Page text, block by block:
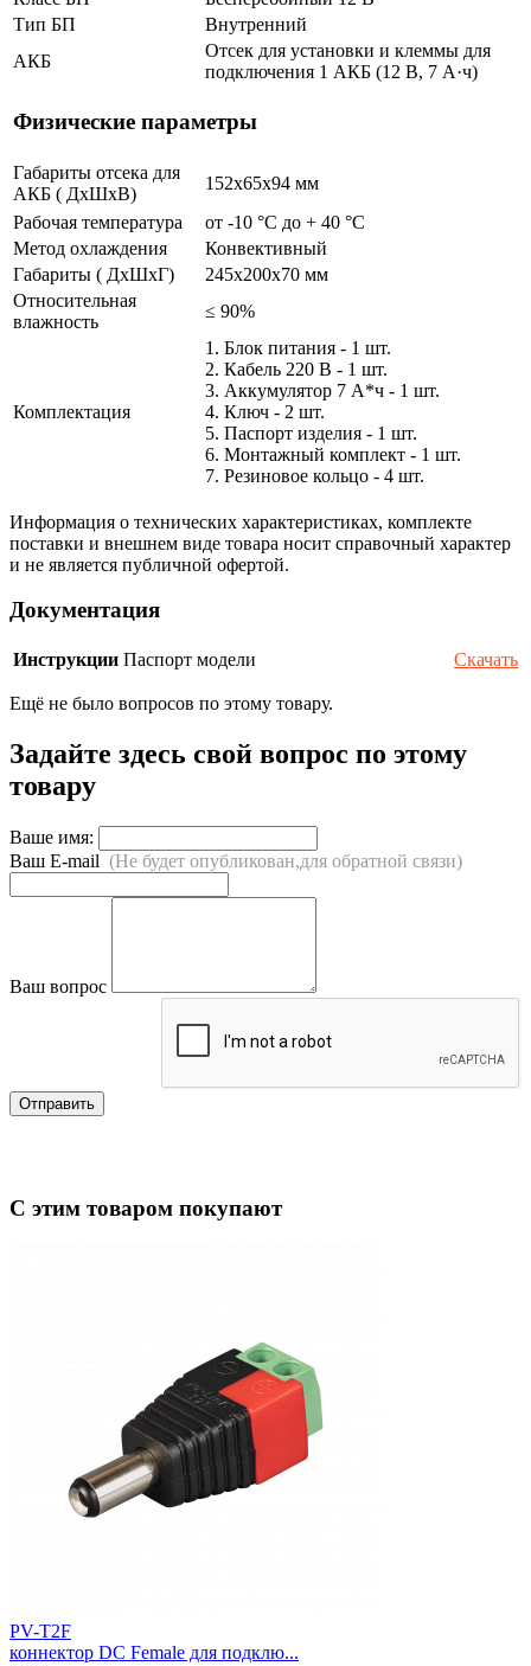
Тип БП
Внутренний
АКБ
Отсек для установки и клеммы для
подключения 1 АКБ (12 В, 7 А·ч)
Физические параметры
Габариты отсека для
АКБ ( ДхШхВ)
152х65х94 мм
Рабочая температура
от -10 °С до + 40 °C
Метод охлаждения
Конвективный
Габариты ( ДхШхГ)
245х200х70 мм
Относительная
влажность
≤ 90%
Комплектация
1. Блок питания - 1 шт.
2. Кабель 220 В - 1 шт.
3. Аккумулятор 7 А*ч - 1 шт.
4. Ключ - 2 шт.
5. Паспорт изделия - 1 шт.
6. Монтажный комплект - 1 шт.
7. Резиновое кольцо - 4 шт.
Информация о технических характеристиках, комплекте
поставки и внешнем виде товара носит справочный характер
и не является публичной офертой.
Документация
Инструкции Паспорт модели Скачать
Ещё не было вопросов по этому товару.
Задайте здесь свой вопрос по этому
товару
Ваше имя:
Ваш E-mail (Не будет опубликован,для обратной связи)
Ваш вопрос
Отправить
С этим товаром покупают
PV-T2F
коннектор DC Female для подклю...